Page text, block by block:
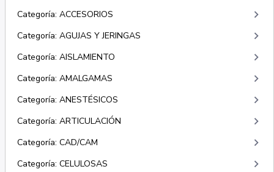
Categoría: ACCESORIOS
keyboard_arrow_right
Categoría: AGUJAS Y JERINGAS keyboard_arrow_right
Categoría: AISLAMIENTO keyboard_arrow_right
Categoría: AMALGAMAS keyboard_arrow_right
Categoría: ANESTÉSICOS keyboard_arrow_right
Categoría: ARTICULACIÓN keyboard_arrow_right
Categoría: CAD/CAM keyboard_arrow_right
Categoría: CELULOSAS keyboard_arrow_right